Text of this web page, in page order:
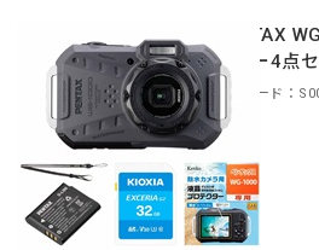
PENTAX
サリー4点
商品コード：